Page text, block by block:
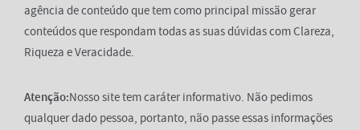
agência de conteúdo que tem como principal missão gerar
conteúdos que respondam todas as suas dúvidas com Clareza,
Riqueza e Veracidade.
Atenção:Nosso site tem caráter informativo. Não pedimos
qualquer dado pessoa, portanto, não passe essas informações